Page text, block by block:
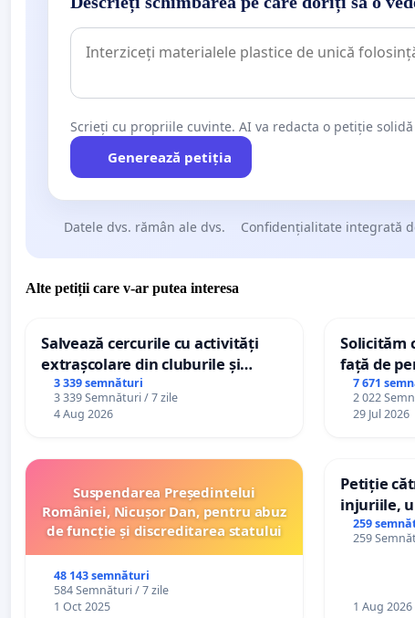
Scrieți cu propriile cuvinte. AI va redacta o petiție
Generează petiția
Datele dvs. rămân ale dvs. Confidențialitate integrată
Alte petiții care v-ar putea interesa
Salvează cercurile cu activități
extrașcolare din cluburile și
palatele copiilor
3 339 semnături
3 339 Semnături / 7 zile
4 Aug 2026
Solicităm
față de
7 671
2 022
29 Jul 2026
Suspendarea Președintelui
României, Nicușor Dan, pentru abuz
de funcție și discreditarea statului
48 143 semnături
584 Semnături / 7 zile
1 Oct 2025
Petiție
injuriile,
către
259
259
1 Aug 2026